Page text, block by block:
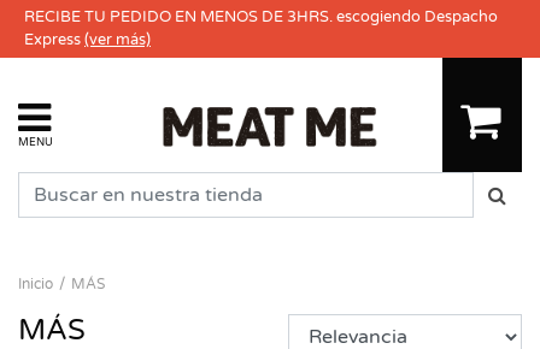
RECIBE TU PEDIDO EN MENOS DE 3HRS. escogiendo Despacho
Express(ver más)
MENU
Inicio MÁS
MÁS